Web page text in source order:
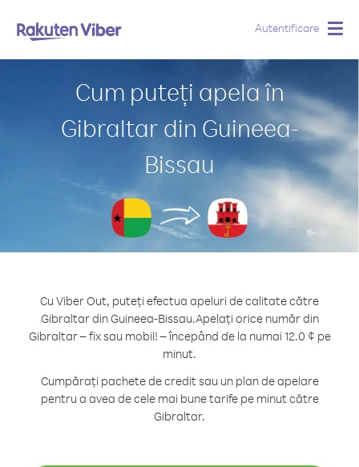
Autentificare
Cum puteți apela în
Gibraltar din Guineea-
Bissau
Cu Viber Out, puteți efectua apeluri de calitate către
Gibraltar din Guineea-Bissau.Apelați orice număr din
Gibraltar – fix sau mobil! – începând de la numai 12.0 ¢ pe
minut.
Cumpărați pachete de credit sau un plan de apelare
pentru a avea de cele mai bune tarife pe minut către
Gibraltar.